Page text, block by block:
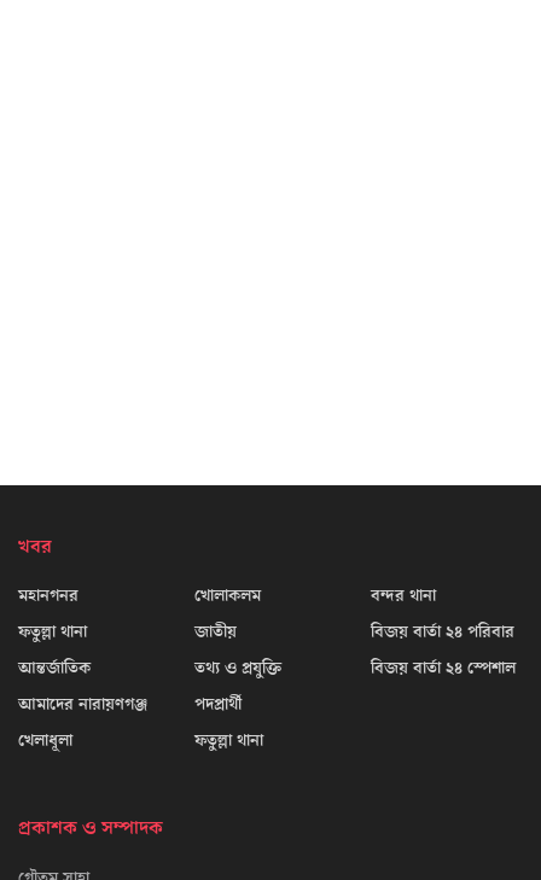
খবর
মহানগনর
ফতুল্লা থানা
আন্তর্জাতিক
আমাদের নারায়ণগঞ্জ
খেলাধূলা
খোলাকলম
জাতীয়
তথ্য ও প্রযুক্তি
পদপ্রার্থী
ফতুল্লা থানা
বন্দর থানা
বিজয় বার্তা ২৪ পরিবার
বিজয় বার্তা ২৪ স্পেশাল
প্রকাশক ও সম্পাদক